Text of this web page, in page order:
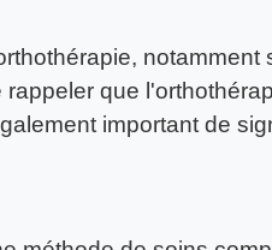
notamment
que
important de